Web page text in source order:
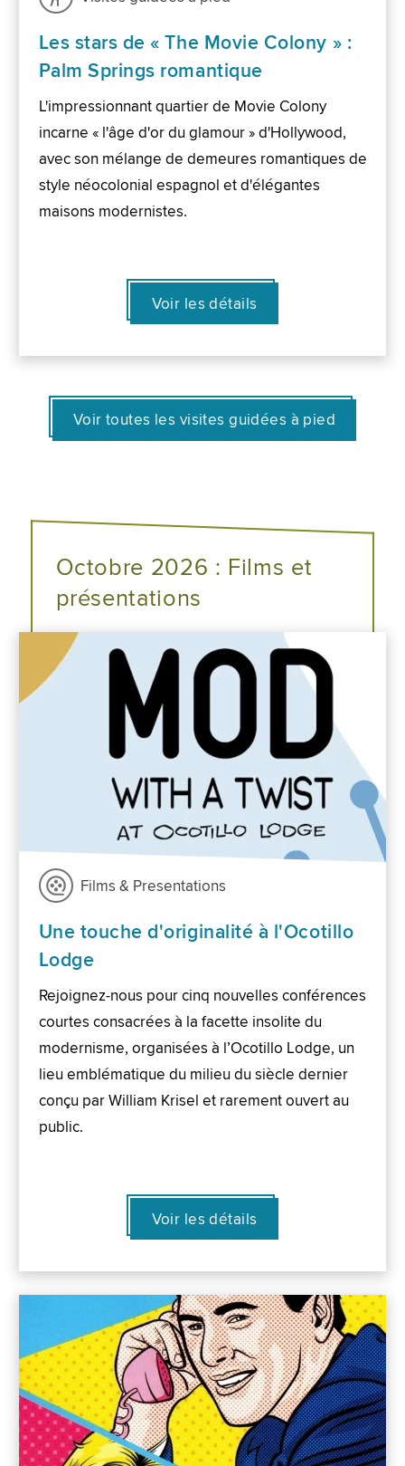
Les stars de « The Movie Colony » :
Palm Springs romantique
L'impressionnant quartier de Movie Colony
incarne « l'âge d'or du glamour » d'Hollywood,
avec son mélange de demeures romantiques de
style néocolonial espagnol et d'élégantes
maisons modernistes.
Voir les détails
Voir toutes les visites guidées à pied
Octobre 2026 : Films et
présentations
Films & Presentations
Une touche d'originalité à l'Ocotillo
Lodge
Rejoignez-nous pour cinq nouvelles conférences
courtes consacrées à la facette insolite du
modernisme, organisées à l’Ocotillo Lodge, un
lieu emblématique du milieu du siècle dernier
conçu par William Krisel et rarement ouvert au
public.
Voir les détails